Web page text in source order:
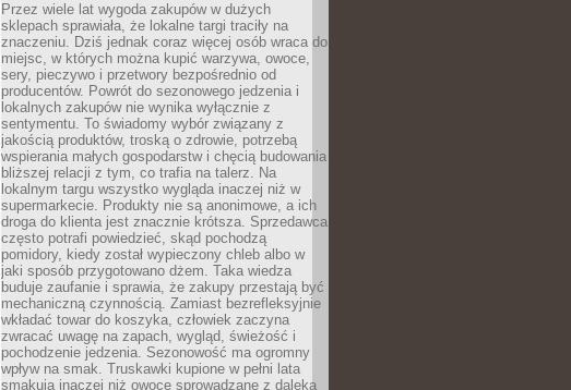
Przez wiele lat wygoda zakupów w dużych
sklepach sprawiała, że lokalne targi traciły na
znaczeniu. Dziś jednak coraz więcej osób wraca do
miejsc, w których można kupić warzywa, owoce,
sery, pieczywo i przetwory bezpośrednio od
producentów. Powrót do sezonowego jedzenia i
lokalnych zakupów nie wynika wyłącznie z
sentymentu. To świadomy wybór związany z
jakością produktów, troską o zdrowie, potrzebą
wspierania małych gospodarstw i chęcią budowania
bliższej relacji z tym, co trafia na talerz. Na
lokalnym targu wszystko wygląda inaczej niż w
supermarkecie. Produkty nie są anonimowe, a ich
droga do klienta jest znacznie krótsza. Sprzedawca
często potrafi powiedzieć, skąd pochodzą
pomidory, kiedy został wypieczony chleb albo w
jaki sposób przygotowano dżem. Taka wiedza
buduje zaufanie i sprawia, że zakupy przestają być
mechaniczną czynnością. Zamiast bezrefleksyjnie
wkładać towar do koszyka, człowiek zaczyna
zwracać uwagę na zapach, wygląd, świeżość i
pochodzenie jedzenia. Sezonowość ma ogromny
wpływ na smak. Truskawki kupione w pełni lata
smakują inaczej niż owoce sprowadzane z daleka